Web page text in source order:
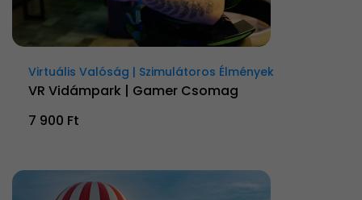
Virtuális Valóság | Szimulátoros Élmények
VR Vidámpark | Gamer Csomag
7 900 Ft